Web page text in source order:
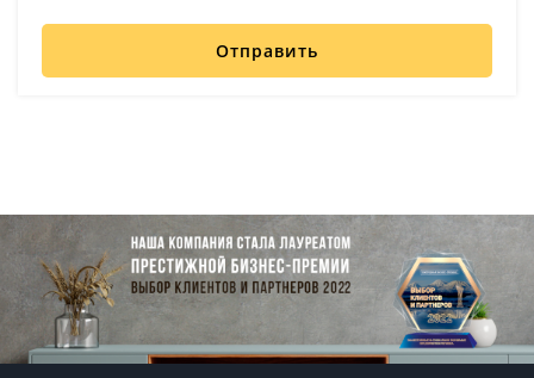
Отправить